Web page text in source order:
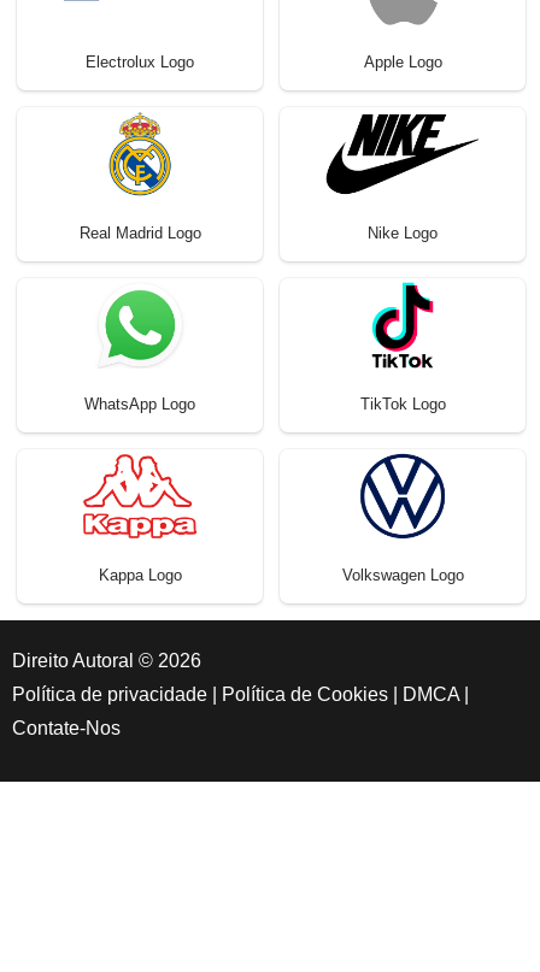
Electrolux Logo Apple Logo
Real Madrid Logo Nike Logo
WhatsApp Logo TikTok Logo
Kappa Logo Volkswagen Logo
Direito Autoral © 2026
Política de privacidade
Política de Cookies DMCA
Contate-Nos